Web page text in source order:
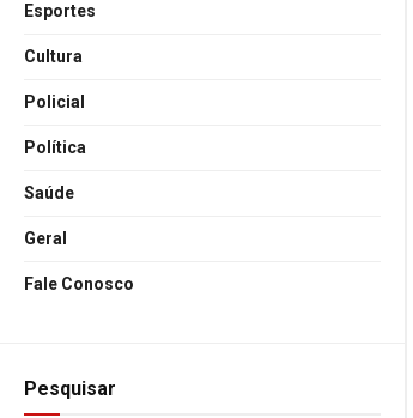
Esportes
Cultura
Policial
Política
Saúde
Geral
Fale Conosco
Pesquisar